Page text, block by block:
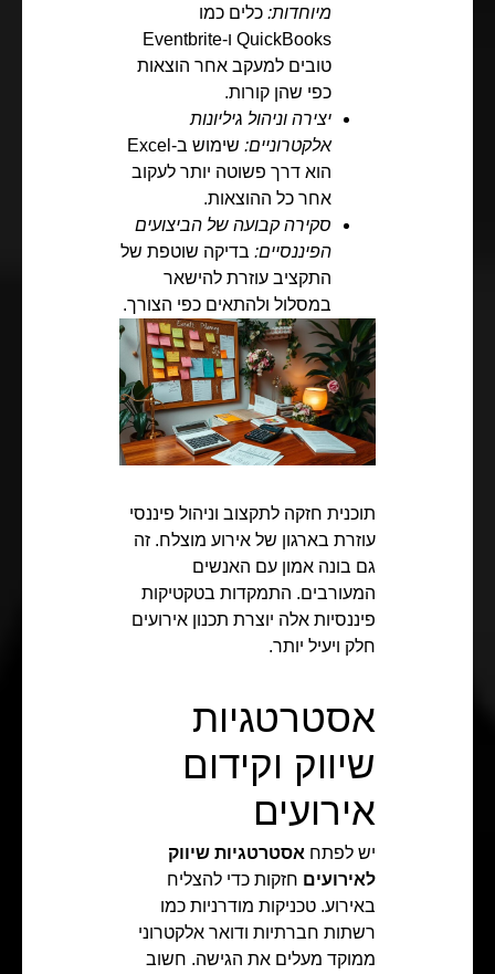
מיוחדות: כלים כמו
QuickBooks ו-Eventbrite
טובים למעקב אחר הוצאות
כפי שהן קורות.
יצירה וניהול גיליונות
אלקטרוניים:
שימוש ב-Excel
הוא דרך פשוטה יותר לעקוב
אחר כל ההוצאות.
סקירה קבועה של הביצועים
הפיננסיים: בדיקה שוטפת של
התקציב עוזרת להישאר
במסלול ולהתאים כפי הצורך.
תוכנית חזקה לתקצוב וניהול פיננסי
עוזרת בארגון של אירוע מוצלח. זה
גם בונה אמון עם האנשים
המעורבים. התמקדות בטקטיקות
פיננסיות אלה יוצרת תכנון אירועים
חלק ויעיל יותר.
אסטרטגיות
שיווק וקידום
אירועים
יש לפתח אסטרטגיות שיווק
לאירועים חזקות כדי להצליח
באירוע. טכניקות מודרניות כמו
רשתות חברתיות ודואר אלקטרוני
ממוקד מעלים את הגישה. חשוב